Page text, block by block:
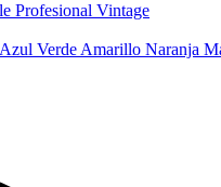
Profesional Vintage
Azul Verde Amarillo Naranja